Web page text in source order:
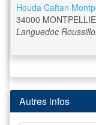
Houda Caftan
34000
Languedoc
Autres infos